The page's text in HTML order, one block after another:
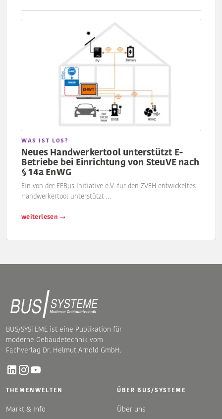
WAS IST LOS?
Neues Handwerkertool unterstützt E-
Betriebe bei Einrichtung von SteuVE nach
§ 14a EnWG
Ein von der EEBus Initiative e.V. für den ZVEH entwickeltes
Handwerkertool unterstützt …
weiterlesen →
BUS/SYSTEME ist eine Publikation für
moderne Gebäudetechnik vom
Fachverlag Dr. Helmut Arnold GmbH.
THEMENWELTEN
Markt & Info
ÜBER BUS/SYSTEME
Über uns